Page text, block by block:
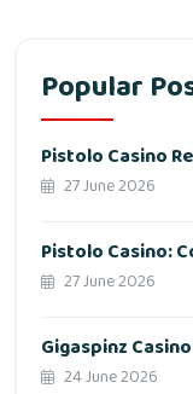
Popular
Pistolo Casino
27 June 2026
Pistolo Casino:
27 June 2026
Gigaspinz
24 June 2026